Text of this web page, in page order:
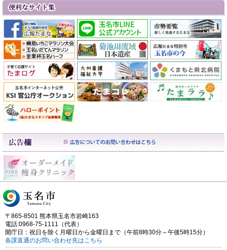
〒865-8501 熊本県玉名市岩崎163
電話:0968-75-1111（代表）
開庁日：祝日を除く月曜日から金曜日まで（午前8時30分～午後5時15分）
各課直通のお問い合わせ先はこちら